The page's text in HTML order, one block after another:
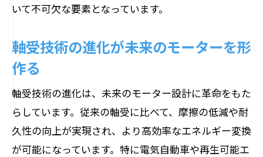
いて不可欠な要素となっています。
軸受技術の進化が未来のモーターを形
作る
軸受技術の進化は、未来のモーター設計に革命をもた
らしています。従来の軸受に比べて、摩擦の低減や耐
久性の向上が実現され、より高効率なエネルギー変換
が可能になっています。特に電気自動車や再生可能エ